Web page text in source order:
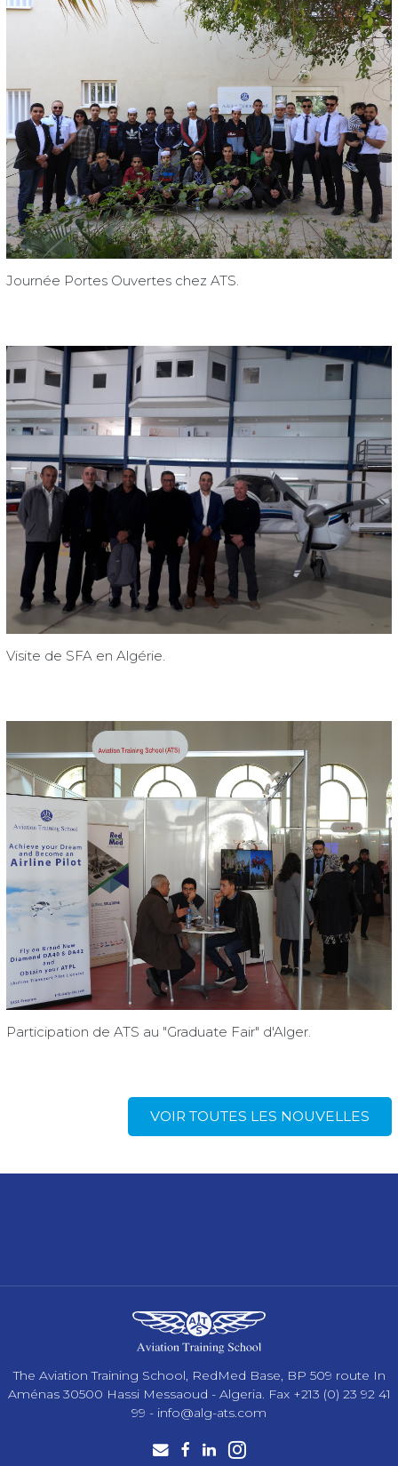
Journée Portes Ouvertes chez ATS.
Visite de SFA en Algérie.
Participation de ATS au "Graduate Fair" d'Alger.
VOIR TOUTES LES NOUVELLES
The Aviation Training School, RedMed Base, BP 509 route In
Aménas 30500 Hassi Messaoud - Algeria. Fax +213 (0) 23 92 41
99 - info@alg-ats.com